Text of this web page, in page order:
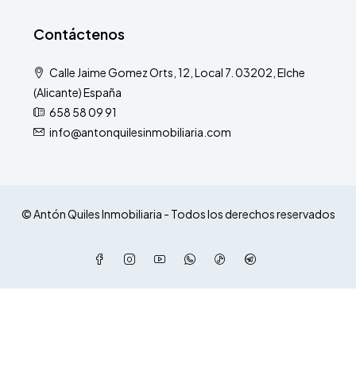
Contáctenos
Calle Jaime Gomez Orts, 12, Local 7. 03202, Elche
(Alicante) España
658 58 09 91
info@antonquilesinmobiliaria.com
© Antón Quiles Inmobiliaria - Todos los derechos reservados